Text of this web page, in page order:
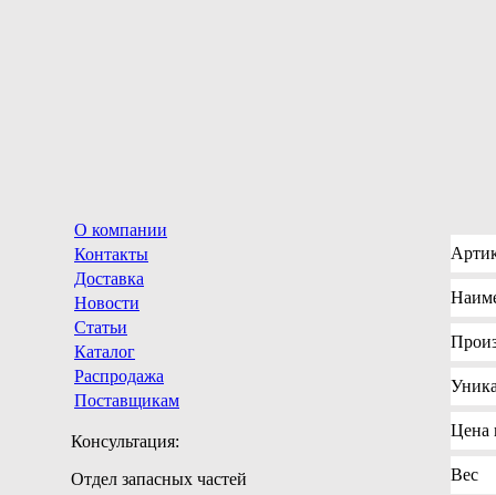
О компании
Контакты
Доставка
Новости
Статьи
Каталог
Распродажа
Поставщикам
Консультация:
Отдел запасных частей
Цена
Вес